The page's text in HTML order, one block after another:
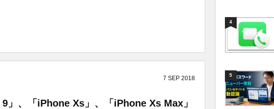
7 SEP 2018
」、「iPhone Xs」、「iPhone Xs Max」
4
5